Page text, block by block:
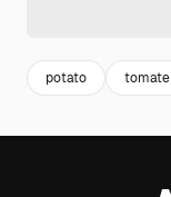
potato tomate